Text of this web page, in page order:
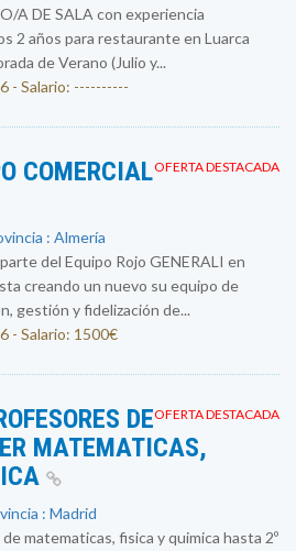
A DE SALA con experiencia
2 años para restaurante en Luarca
de Verano (Julio y...
- Salario: ----------
OFERTA DESTACADA
COMERCIAL
: Almería
del Equipo Rojo GENERALI en
creando un nuevo su equipo de
gestión y fidelización de...
- Salario: 1500€
OFERTA DESTACADA
DE
MATEMATICAS,
: Madrid
matematicas, fisica y quimica hasta 2º